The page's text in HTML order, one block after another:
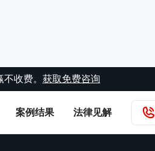
不收费。 获取免费咨询
案例结果 法律见解